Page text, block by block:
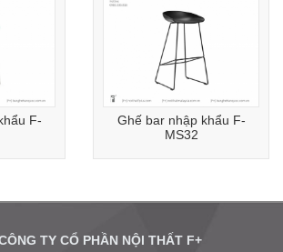
F-
Ghế bar nhập khẩu F-
MS32
TY CỔ PHẦN NỘI THẤT F+